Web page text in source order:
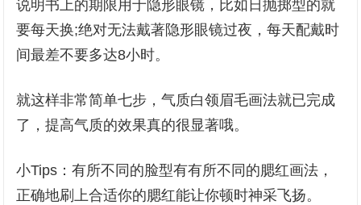
说明书上的期限用于隐形眼镜，比如日抛掷型的就
要每天换;绝对无法戴著隐形眼镜过夜，每天配戴时
间最差不要多达8小时。
就这样非常简单七步，气质白领眉毛画法就已完成
了，提高气质的效果真的很显著哦。
小Tips：有所不同的脸型有有所不同的腮红画法，
正确地刷上合适你的腮红能让你顿时神采飞扬。